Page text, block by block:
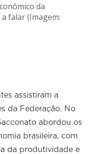
da
falar (Imagem:
assistiram a
da Federação. No
abordou os
brasileira, com
da produtividade e